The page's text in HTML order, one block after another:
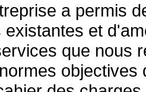
a permis
existantes et
que nous
objectives